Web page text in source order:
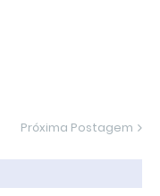
Próxima Postagem